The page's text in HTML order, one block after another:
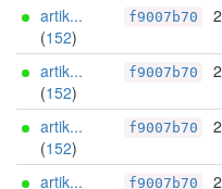
artik...
(152)
f9007b70
artik...
(152)
f9007b70
artik...
(152)
f9007b70
artik...
f9007b70